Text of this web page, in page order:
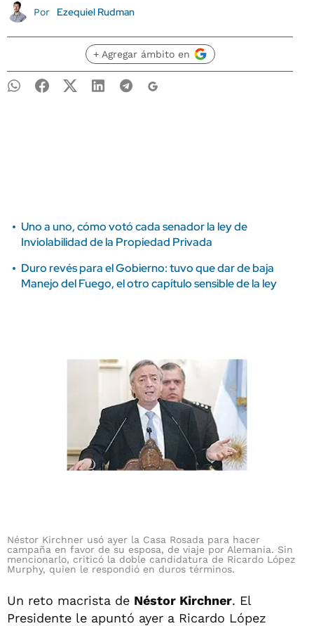
Por Ezequiel Rudman
+ Agregar ámbito en
Uno a uno, cómo votó cada senador la ley de
Inviolabilidad de la Propiedad Privada
Duro revés para el Gobierno: tuvo que dar de baja
Manejo del Fuego, el otro capítulo sensible de la ley
Néstor Kirchner usó ayer la Casa Rosada para hacer
campaña en favor de su esposa, de viaje por Alemania. Sin
mencionarlo, criticó la doble candidatura de Ricardo López
Murphy, quien le respondió en duros términos.
Un reto macrista de Néstor Kirchner. El
Presidente le apuntó ayer a Ricardo López